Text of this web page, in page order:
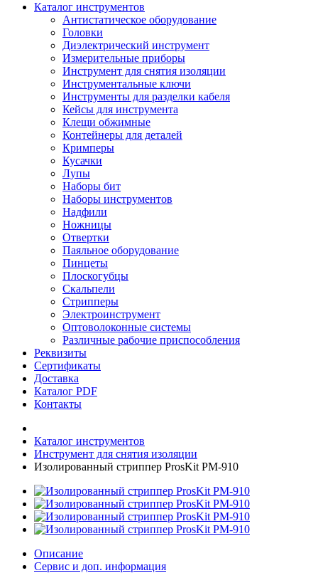
Каталог инструментов
Антистатическое оборудование
Головки
Диэлектрический инструмент
Измерительные приборы
Инструмент для снятия изоляции
Инструментальные ключи
Инструменты для разделки кабеля
Кейсы для инструмента
Клещи обжимные
Контейнеры для деталей
Кримперы
Кусачки
Лупы
Наборы бит
Наборы инструментов
Надфили
Ножницы
Отвертки
Паяльное оборудование
Пинцеты
Плоскогубцы
Скальпели
Стрипперы
Электроинструмент
Оптоволоконные системы
Различные рабочие приспособления
Реквизиты
Сертификаты
Доставка
Каталог PDF
Контакты
Каталог инструментов
Инструмент для снятия изоляции
Изолированный стриппер ProsKit PM-910
Описание
Сервис и доп. информация